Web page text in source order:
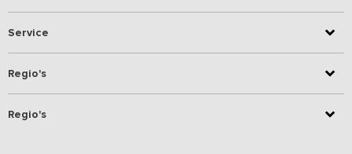
Service
Regio's
Regio's